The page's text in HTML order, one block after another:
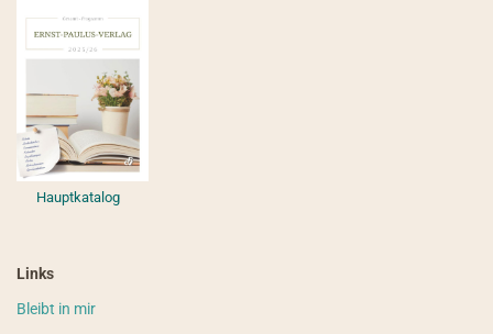
Hauptkatalog
Links
Bleibt in mir